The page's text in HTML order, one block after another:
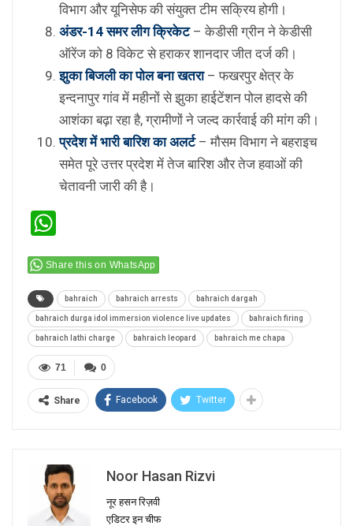
विभाग और यूनिसेफ की संयुक्त टीम सक्रिय होगी।
अंडर-14 समर लीग क्रिकेट– केडीसी ग्रीन ने केडीसी
ऑरेंज को 8 विकेट से हराकर शानदार जीत दर्ज की।
झुका बिजली का पोल बना खतरा – फखरपुर क्षेत्र के
इन्दनापुर गांव में महीनों से झुका हाईटेंशन पोल हादसे की
आशंका बढ़ा रहा है, ग्रामीणों ने जल्द कार्रवाई की मांग की।
प्रदेश में भारी बारिश का अलर्ट – मौसम विभाग ने बहराइच
समेत पूरे उत्तर प्रदेश में तेज बारिश और तेज हवाओं की
चेतावनी जारी की है।
Share this on WhatsApp
bahraich bahraich arrests bahraich dargah
bahraich durga idol immersion violence live updates bahraich firing
bahraich lathi charge bahraich leopard bahraich me chapa
0
71
Share Facebook Twitter
Noor Hasan Rizvi
नूर हसन रिज़वी
एडिटर इन चीफ